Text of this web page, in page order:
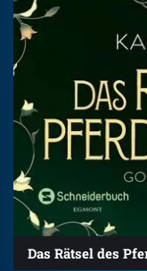
Das Rätsel des